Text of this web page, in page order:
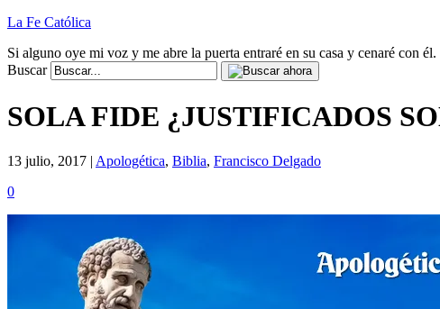
La Fe Católica
Si alguno oye mi voz y me abre la puerta entraré en su casa y cenaré con él.
Buscar
SOLA FIDE ¿JUSTIFICADOS
13 julio, 2017 | Apologética, Biblia, Francisco Delgado
0